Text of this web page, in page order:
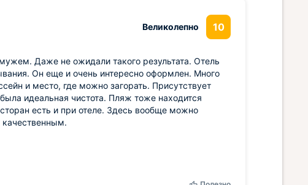
Великолепно 10
Даже не ожидали такого результата. Отель
Он еще и очень интересно оформлен. Много
и место, где можно загорать. Присутствует
идеальная чистота. Пляж тоже находится
есть и при отеле. Здесь вообще можно
качественным.